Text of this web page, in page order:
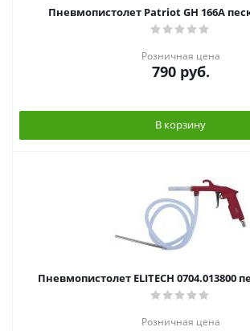
Пневмопистолет Patriot GH 166A
Розничная цена
790руб.
В корзину
Пневмопистолет ELITECH 0704.013800
Розничная цена